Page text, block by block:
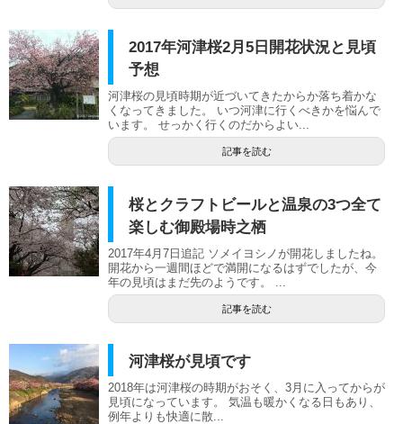
2017年河津桜2月5日開花状況と見頃
予想
河津桜の見頃時期が近づいてきたからか落ち着かな
くなってきました。 いつ河津に行くべきかを悩んで
います。 せっかく行くのだからよい...
記事を読む
桜とクラフトビールと温泉の3つ全て
楽しむ御殿場時之栖
2017年4月7日追記 ソメイヨシノが開花しましたね。
開花から一週間ほどで満開になるはずでしたが、今
年の見頃はまだ先のようです。 ...
記事を読む
河津桜が見頃です
2018年は河津桜の時期がおそく、3月に入ってからが
見頃になっています。 気温も暖かくなる日もあり、
例年よりも快適に散...